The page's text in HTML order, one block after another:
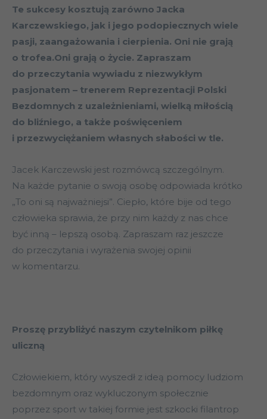
Te sukcesy kosztują zarówno Jacka
Karczewskiego, jak i jego podopiecznych wiele
pasji, zaangażowania i cierpienia. Oni nie grają
o trofea.Oni grają o życie. Zapraszam
do przeczytania wywiadu z niezwykłym
pasjonatem – trenerem Reprezentacji Polski
Bezdomnych z uzależnieniami, wielką miłością
do bliźniego, a także poświęceniem
i przezwyciężaniem własnych słabości w tle.
Jacek Karczewski jest rozmówcą szczególnym.
Na każde pytanie o swoją osobę odpowiada krótko
„To oni są najważniejsi”. Ciepło, które bije od tego
człowieka sprawia, że przy nim każdy z nas chce
być inną – lepszą osobą. Zapraszam raz jeszcze
do przeczytania i wyrażenia swojej opinii
w komentarzu.
Proszę przybliżyć naszym czytelnikom piłkę
uliczną
Człowiekiem, który wyszedł z ideą pomocy ludziom
bezdomnym oraz wykluczonym społecznie
poprzez sport w takiej formie jest szkocki filantrop